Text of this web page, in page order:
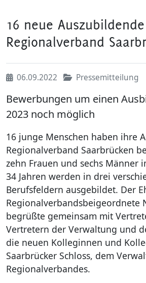
16 neue
Regionalverband
06.09.2022 Pressemitteilung
Bewerbungen um einen
2023 noch möglich
16 junge Menschen haben ihre
Regionalverband Saarbrücken
zehn Frauen und sechs Männer
34 Jahren werden in drei
Berufsfeldern ausgebildet. Der
Regionalverbandsbeigeordnete
begrüßte gemeinsam mit
Vertretern der Verwaltung und
die neuen Kolleginnen und
Saarbrücker Schloss, dem
Regionalverbandes.